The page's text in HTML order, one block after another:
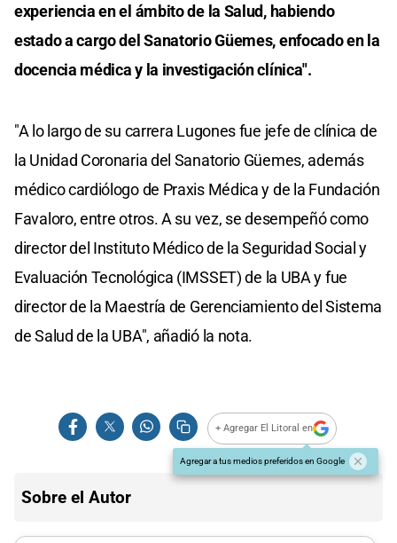
experiencia en el ámbito de la Salud, habiendo
estado a cargo del Sanatorio Güemes, enfocado en la
docencia médica y la investigación clínica".
"A lo largo de su carrera Lugones fue jefe de clínica de
la Unidad Coronaria del Sanatorio Güemes, además
médico cardiólogo de Praxis Médica y de la Fundación
Favaloro, entre otros. A su vez, se desempeñó como
director del Instituto Médico de la Seguridad Social y
Evaluación Tecnológica (IMSSET) de la UBA y fue
director de la Maestría de Gerenciamiento del Sistema
de Salud de la UBA", añadió la nota.
+ Agregar El Litoral en
Agregar a tus medios preferidos en Google
Sobre el Autor